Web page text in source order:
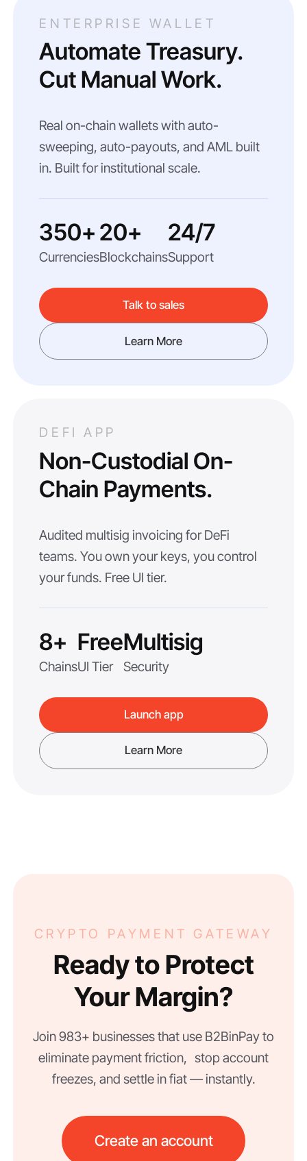
ENTERPRISE WALLET
Automate Treasury.
Cut Manual Work.
Real on-chain wallets with auto-
sweeping, auto-payouts, and AML built
in. Built for institutional scale.
350+
Currencies
20+
Blockchains
24/7
Support
Talk to sales
Learn More
DEFI APP
Non-Custodial On-
Chain Payments.
Audited multisig invoicing for DeFi
teams. You own your keys, you control
your funds. Free UI tier.
8+
Chains
Free
UI Tier
Multisig
Security
Launch app
Learn More
CRYPTO PAYMENT GATEWAY
Ready to Protect
Your Margin?
Join 983+ businesses that use B2BinPay to
eliminate payment friction, stop account
freezes, and settle in fiat — instantly.
Create an account